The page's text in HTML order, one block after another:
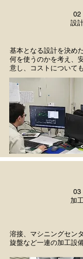
02
設
基本となる設計を決め
何を使うのかを考え、
意し、コストについて
03
​加工
溶接、マシニングセン
旋盤など一連の加工設